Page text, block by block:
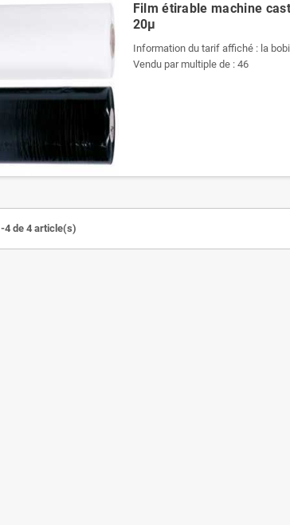
Film étirable machine
20µ
Information du tarif affiché : la
Vendu par multiple de : 46
4 de 4 article(s)